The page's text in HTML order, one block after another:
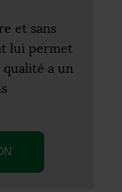
et sans
lui permet
qualité a un